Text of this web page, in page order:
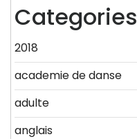
Categories
2018
academie de danse
adulte
anglais